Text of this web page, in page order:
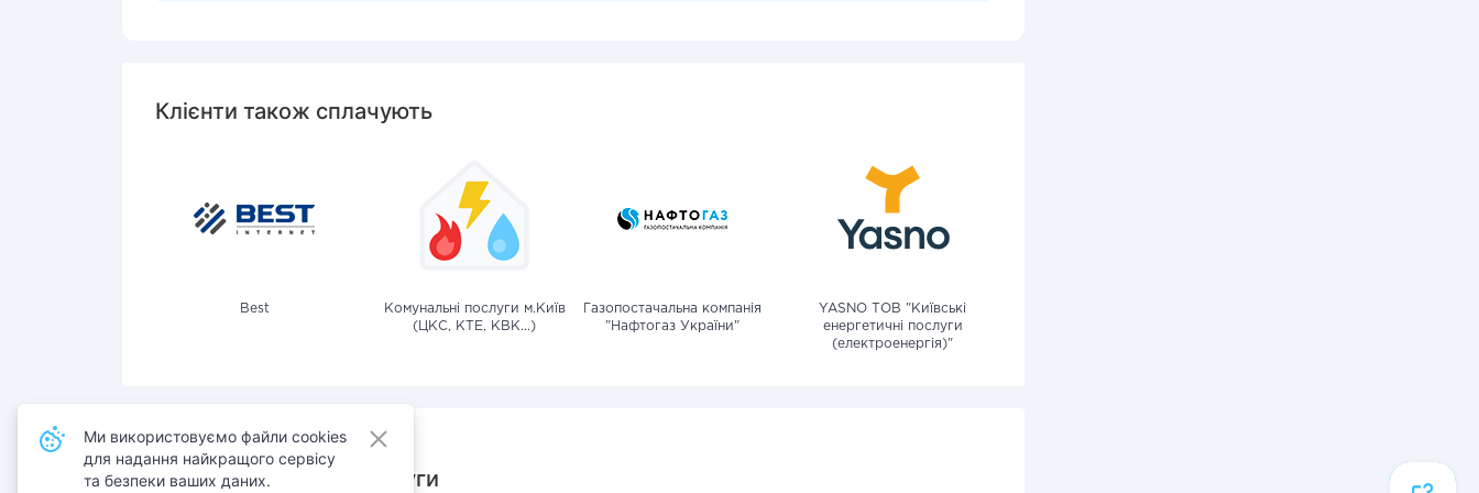
Клієнти також сплачують
Best
Комунальні послуги м.Київ
(ЦКС, КТЕ, КВК...)
Газопостачальна компанія
"Нафтогаз України"
YASNO ТОВ "Київські
енергетичні послуги
(електроенергія)"
Також сплачують послуги
Ми використовуємо файли cookies
для надання найкращого сервісу
та безпеки ваших даних.